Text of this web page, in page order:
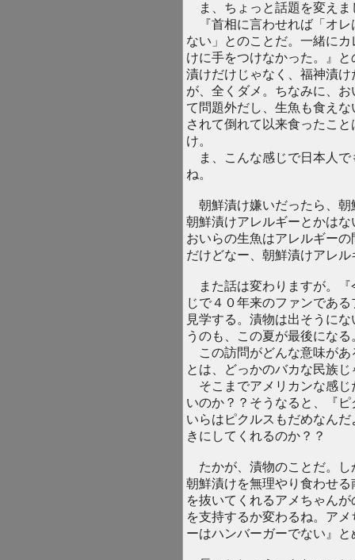
ま、ちょっと話題を変えま
『首相に言わせれば「オレ
ない」とのことだ。一緒に
けに手をつけなかった。』
漬けだけじゃなく、福神漬
が、全くダメ。ちなみに、
て問題外だし、生魚も食え
されて倒れて以来食ったこ
け。
ま、こんな感じで日本人で
ね。
朝鮮漬け嫌いだったら、朝
朝鮮漬けアレルギーとかは
おいらの生魚はアレルギー
だけどなー、朝鮮漬けアレル
また話は変わりますが。『
じで４０年来のファンであ
見学する。漬物は出そうに
うのも、この夏が最後にな
この訪問がどんな意味があ
とは、どっかのバカな民族
そこまでアメリカンな感じ
いのか？？そうなると、『
いらはピクルスもだめなん
きにしてくれるのか？？
たかが、漬物のことだ。し
朝鮮漬けを無理やり食わせ
を抜いてくれるアメちゃん
を支持するか変わるね。ア
ーはハンバーガーでない』